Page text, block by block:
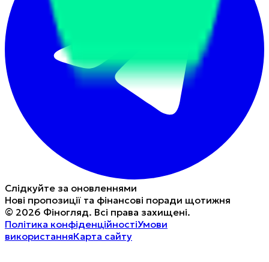
Слідкуйте за оновленнями
Нові пропозиції та фінансові поради щотижня
© 2026 Фіногляд. Всі права захищені.
Політика конфіденційностіУмови
використанняКарта сайту